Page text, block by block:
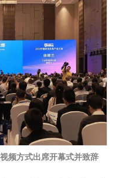
频方式出席开幕式并致辞